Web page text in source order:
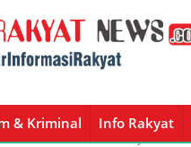
& Kriminal Info Rakyat
& Kriminal Info Rakyat